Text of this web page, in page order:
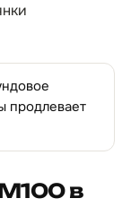
продлевает
в